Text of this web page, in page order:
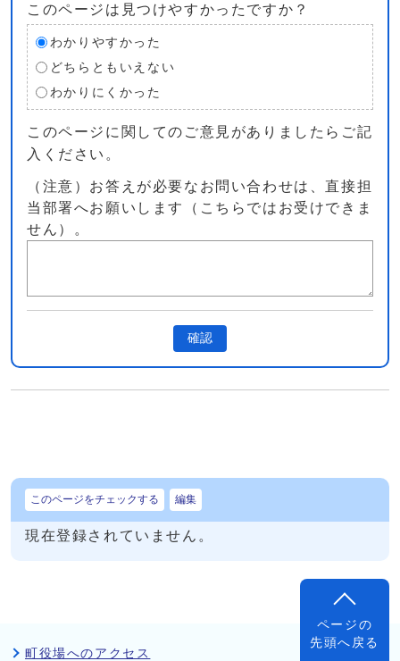
このページは見つけやすかったですか？
わかりやすかった
どちらともいえない
わかりにくかった
このページに関してのご意見がありましたらご記
入ください。
（注意）お答えが必要なお問い合わせは、直接担
当部署へお願いします（こちらではお受けできま
せん）。
確認
このページをチェックする 編集
現在登録されていません。
ページの
先頭へ戻る
町役場へのアクセス